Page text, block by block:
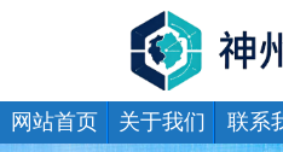
网站首页 关于我们 联系